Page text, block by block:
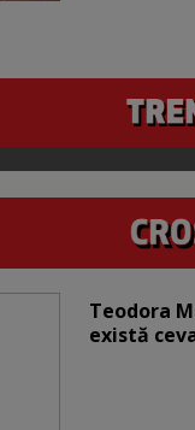
Teodora
există